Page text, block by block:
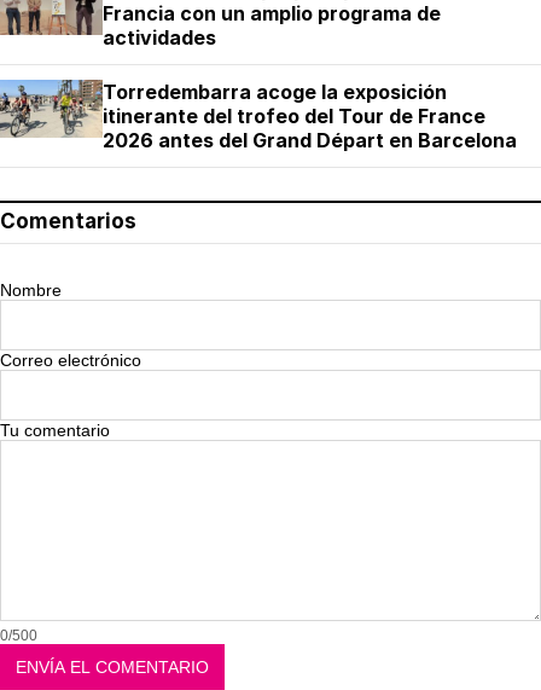
Francia con un amplio programa de
actividades
Torredembarra acoge la exposición
itinerante del trofeo del Tour de France
2026 antes del Grand Départ en Barcelona
Comentarios
Nombre
Correo electrónico
Tu comentario
0/500